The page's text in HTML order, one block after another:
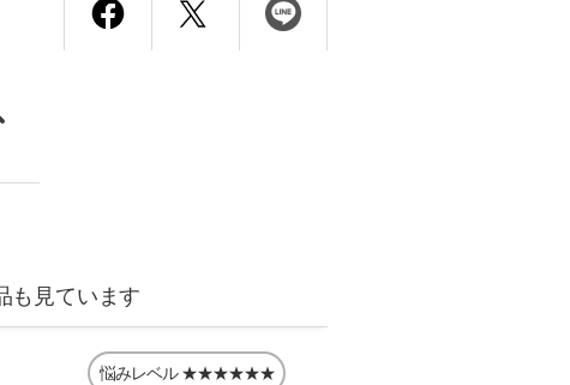
も見ています
悩みレベル ★★★★★★